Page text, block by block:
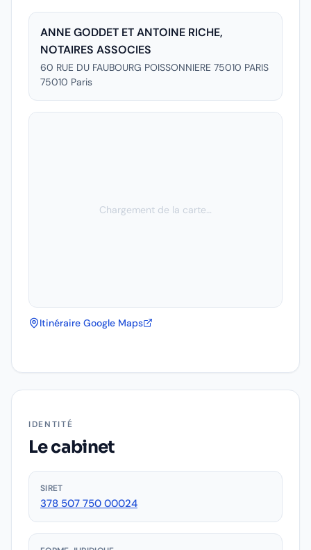
ANNE GODDET ET ANTOINE RICHE,
NOTAIRES ASSOCIES
60 RUE DU FAUBOURG POISSONNIERE 75010 PARIS
75010 Paris
Chargement de la carte…
Itinéraire Google Maps
IDENTITÉ
Le cabinet
SIRET
378 507 750 00024